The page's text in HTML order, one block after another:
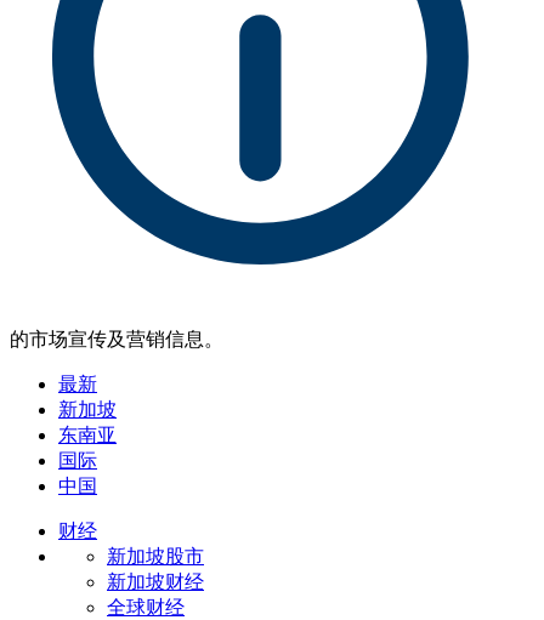
的市场宣传及营销信息。
最新
新加坡
东南亚
国际
中国
财经
新加坡股市
新加坡财经
全球财经